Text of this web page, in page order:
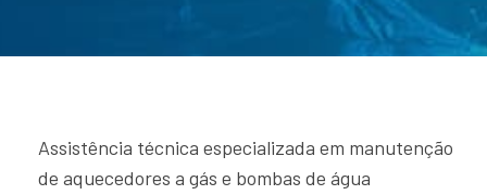
Assistência técnica especializada em manutenção
de aquecedores a gás e bombas de água